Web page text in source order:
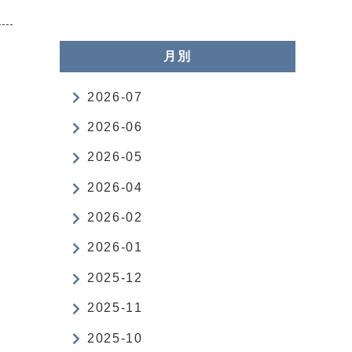
月別
2026-07
2026-06
2026-05
2026-04
2026-02
2026-01
2025-12
2025-11
2025-10